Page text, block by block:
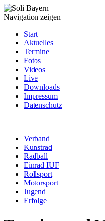
Navigation zeigen
Start
Aktuelles
Termine
Fotos
Videos
Live
Downloads
Impressum
Datenschutz
Verband
Kunstrad
Radball
Einrad IUF
Rollsport
Motorsport
Jugend
Erfolge